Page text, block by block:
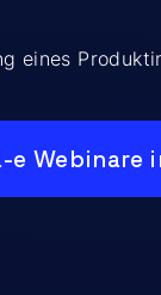
eines
Webinare